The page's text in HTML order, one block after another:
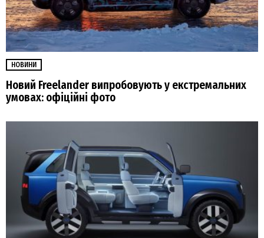
НОВИНИ
Новий Freelander випробовують у екстремальних
умовах: офіційні фото